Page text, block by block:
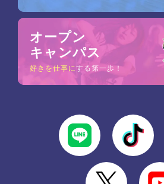
オープン
キャンパス
好きを仕事にする第一歩！